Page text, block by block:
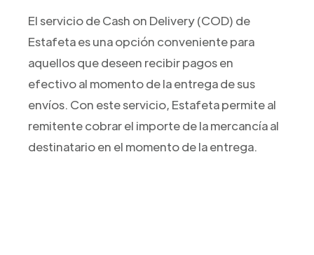
El servicio de Cash on Delivery (COD) de
Estafeta es una opción conveniente para
aquellos que deseen recibir pagos en
efectivo al momento de la entrega de sus
envíos. Con este servicio, Estafeta permite al
remitente cobrar el importe de la mercancía al
destinatario en el momento de la entrega.